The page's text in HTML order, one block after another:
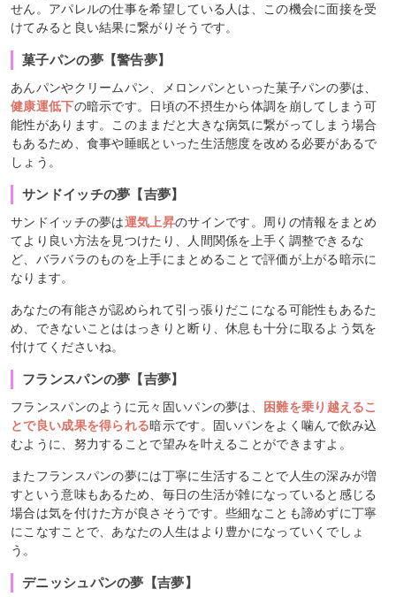
せん。アパレルの仕事を希望している人は、この機会に面接を受
けてみると良い結果に繋がりそうです。
菓子パンの夢【警告夢】
あんパンやクリームパン、メロンパンといった菓子パンの夢は、
健康運低下の暗示です。日頃の不摂生から体調を崩してしまう可
能性があります。このままだと大きな病気に繋がってしまう場合
もあるため、食事や睡眠といった生活態度を改める必要があるで
しょう。
サンドイッチの夢【吉夢】
サンドイッチの夢は運気上昇のサインです。周りの情報をまとめ
てより良い方法を見つけたり、人間関係を上手く調整できるな
ど、バラバラのものを上手にまとめることで評価が上がる暗示に
なります。
あなたの有能さが認められて引っ張りだこになる可能性もあるた
め、できないことははっきりと断り、休息も十分に取るよう気を
付けてくださいね。
フランスパンの夢【吉夢】
フランスパンのように元々固いパンの夢は、 困難を乗り越えるこ
とで良い成果を得られる暗示です。固いパンをよく噛んで飲み込
むように、努力することで望みを叶えることができますよ。
またフランスパンの夢には丁寧に生活することで人生の深みが増
すという意味もあるため、毎日の生活が雑になっていると感じる
場合は気を付けた方が良さそうです。些細なことも諦めずに丁寧
にこなすことで、あなたの人生はより豊かになっていくでしょ
う。
デニッシュパンの夢【吉夢】